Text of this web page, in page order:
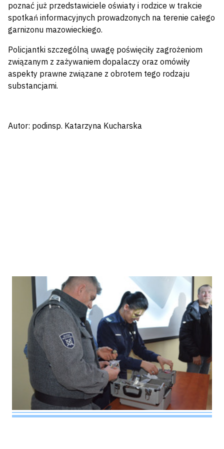
poznać już przedstawiciele oświaty i rodzice w trakcie
spotkań informacyjnych prowadzonych na terenie całego
garnizonu mazowieckiego.
Policjantki szczególną uwagę poświęciły zagrożeniom
związanym z zażywaniem dopalaczy oraz omówiły
aspekty prawne związane z obrotem tego rodzaju
substancjami.
Autor: podinsp. Katarzyna Kucharska